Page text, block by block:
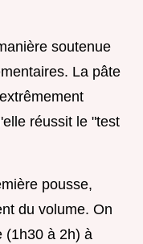
soutenue
La pâte
réussit le "test
pousse,
du volume. On
(1h30 à 2h) à